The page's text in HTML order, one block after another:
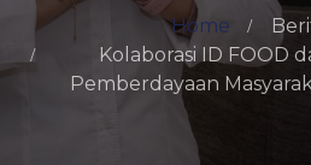
Home
Kolaborasi ID FOOD
Pemberdayaan